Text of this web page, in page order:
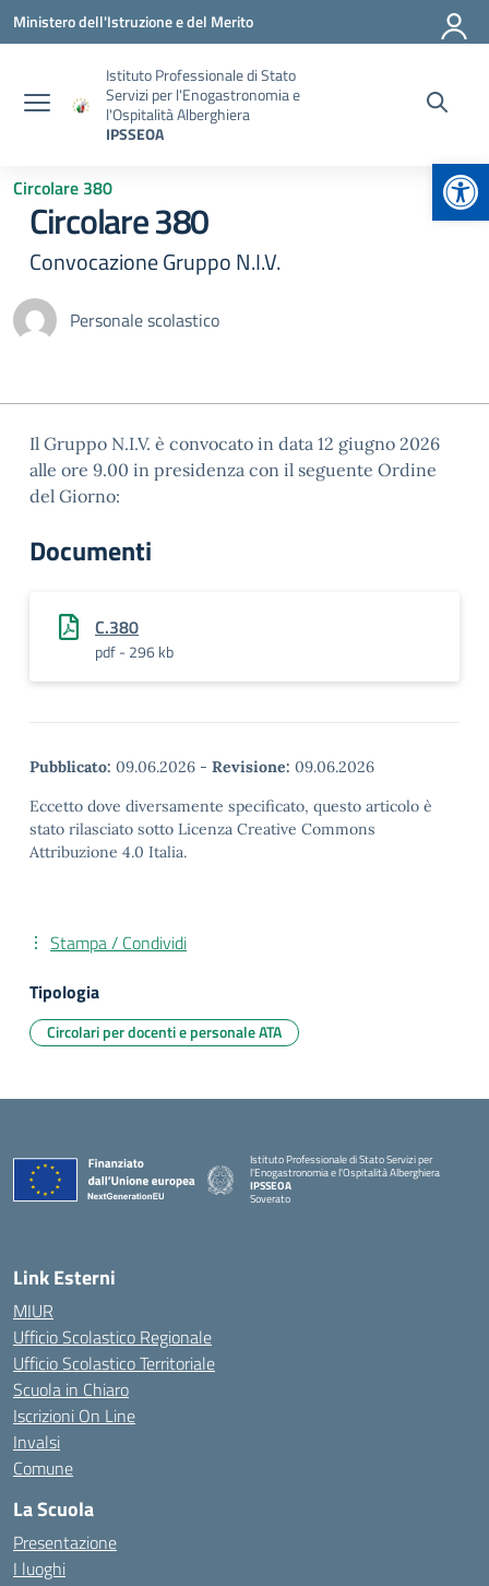
Vai ai contenuti
Vai al menu di navigazione
Vai al footer
Ministero dell'Istruzione e del Merito
Istituto Professionale di Stato
Servizi per l'Enogastronomia e
l'Ospitalità Alberghiera
IPSSEOA
Circolare 380
Circolare 380
Convocazione Gruppo N.I.V.
Personale scolastico
Il Gruppo N.I.V. è convocato in data 12 giugno 2026
alle ore 9.00 in presidenza con il seguente Ordine
del Giorno:
Documenti
C.380
pdf - 296 kb
Pubblicato: 09.06.2026 - Revisione: 09.06.2026
Eccetto dove diversamente specificato, questo articolo è
stato rilasciato sotto Licenza Creative Commons
Attribuzione 4.0 Italia.
Stampa / Condividi
Tipologia
Circolari per docenti e personale ATA
Istituto Professionale di Stato Servizi per
l'Enogastronomia e l'Ospitalità Alberghiera
IPSSEOA
Soverato
Link Esterni
MIUR
Ufficio Scolastico Regionale
Ufficio Scolastico Territoriale
Scuola in Chiaro
Iscrizioni On Line
Invalsi
Comune
La Scuola
Presentazione
I luoghi